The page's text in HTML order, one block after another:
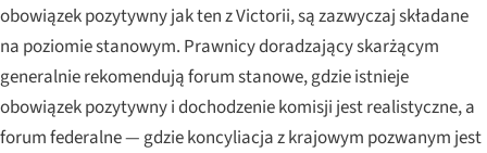
obowiązek pozytywny jak ten z Victorii, są zazwyczaj składane
na poziomie stanowym. Prawnicy doradzający skarżącym
generalnie rekomendują forum stanowe, gdzie istnieje
obowiązek pozytywny i dochodzenie komisji jest realistyczne, a
forum federalne — gdzie koncyliacja z krajowym pozwanym jest